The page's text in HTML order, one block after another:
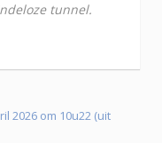
tunnel.
2026 om 10u22 (uit